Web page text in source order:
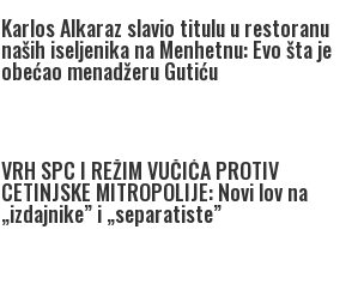
Karlos Alkaraz slavio titulu u restoranu
naših iseljenika na Menhetnu: Evo šta je
obećao menadžeru Gutiću
VRH SPC I REŽIM VUČIĆA PROTIV
CETINJSKE MITROPOLIJE: Novi lov na
„izdajnike” i „separatiste”